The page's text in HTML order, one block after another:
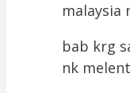
malaysia
bab krg
nk